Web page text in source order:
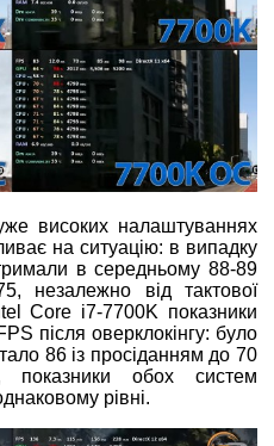
високих налаштуваннях
на ситуацію: в випадку
в середньому 88-89
незалежно від тактової
Core i7-7700K показники
після оверклокінгу: було
86 із просіданням до 70
обох систем
рівні.